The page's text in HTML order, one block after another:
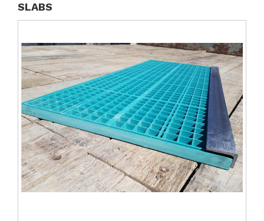
SLABS